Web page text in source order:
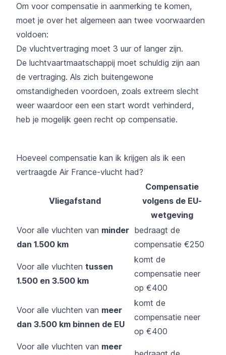
Om voor compensatie in aanmerking te komen,
moet je over het algemeen aan twee voorwaarden
voldoen:
De vluchtvertraging moet 3 uur of langer zijn.
De luchtvaartmaatschappij moet schuldig zijn aan
de vertraging. Als zich buitengewone
omstandigheden voordoen, zoals extreem slecht
weer waardoor een een start wordt verhinderd,
heb je mogelijk geen recht op compensatie.
Hoeveel compensatie kan ik krijgen als ik een
vertraagde Air France-vlucht had?
Vliegafstand
Compensatie
volgens de EU-
wetgeving
Voor alle vluchten van minder
dan 1.500 km
bedraagt de
compensatie €250
Voor alle vluchten tussen
1.500 en 3.500 km
komt de
compensatie neer
op €400
Voor alle vluchten van meer
dan 3.500 km binnen de EU
komt de
compensatie neer
op €400
Voor alle vluchten van meer